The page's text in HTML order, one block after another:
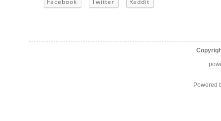
Facebook Twitter Reddit
Powered